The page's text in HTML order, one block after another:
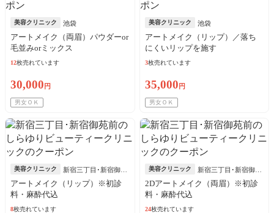
美容クリニック 池袋
アートメイク（両眉）パウダーor
毛並みorミックス
12枚売れています
30,000 円
男女ＯＫ
美容クリニック 池袋
アートメイク（リップ）／落ち
にくいリップを施す
3枚売れています
35,000 円
男女ＯＫ
美容クリニック
新宿三丁目･新宿御苑
前
アートメイク（リップ）※初診
料・麻酔代込
8枚売れています
美容クリニック
新宿三丁目･新宿御苑
前
2Dアートメイク（両眉）※初診
料・麻酔代込
24枚売れています